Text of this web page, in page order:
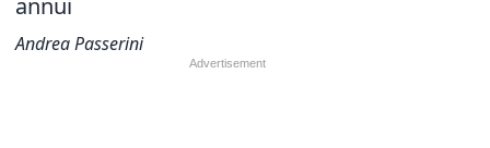
annui
Andrea Passerini